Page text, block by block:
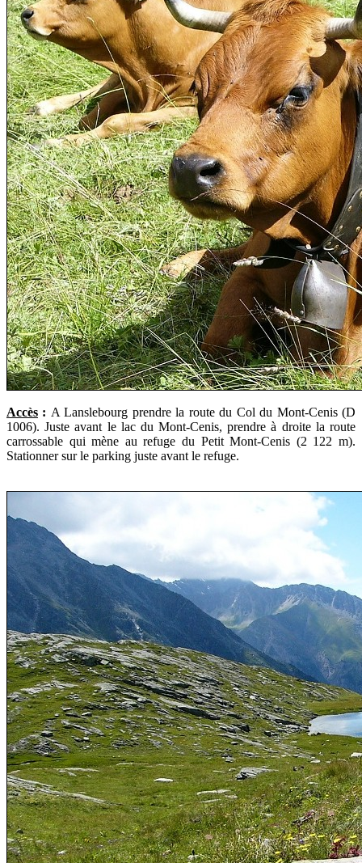
Accès : A Lanslebourg prendre la route du Col du Mont-Cenis (D
1006). Juste avant le lac du Mont-Cenis, prendre à droite la route
carrossable qui mène au refuge du Petit Mont-Cenis (2 122 m).
Stationner sur le parking juste avant le refuge.